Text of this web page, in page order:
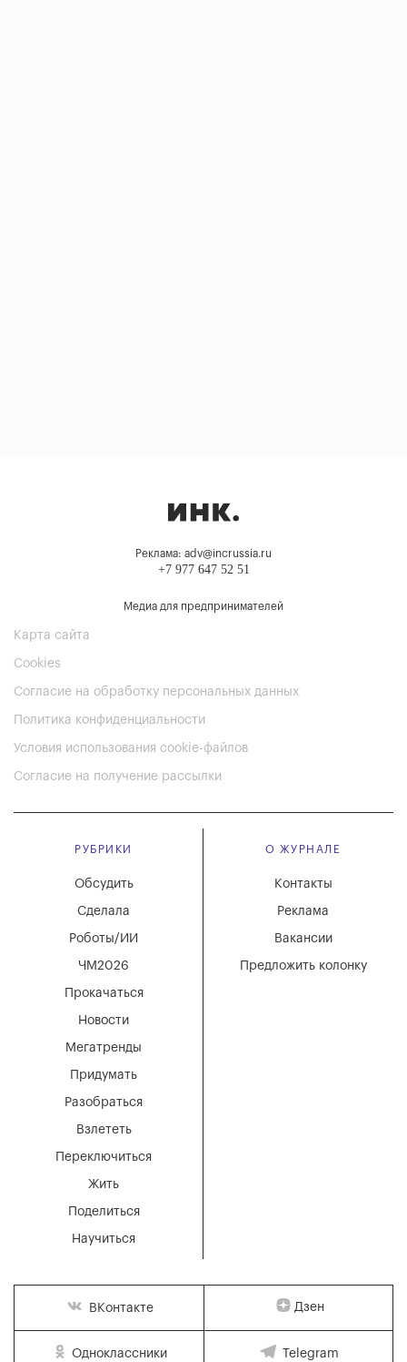
Реклама: adv@incrussia.ru
+7 977 647 52 51
Медиа для предпринимателей
Карта сайта
Cookies
Согласие на обработку персональных данных
Политика конфиденциальности
Условия использования cookie-файлов
Согласие на получение рассылки
РУБРИКИ
Мегатренды
Придумать
Разобраться
Взлететь
Новости
Переключиться
Жить
Поделиться
Научиться
Обсудить
Сделала
Роботы/ИИ
ЧМ2026
Прокачаться
О ЖУРНАЛЕ
Вакансии
Реклама
Контакты
Предложить колонку
ВКонтакте Дзен
Одноклассники Telegram